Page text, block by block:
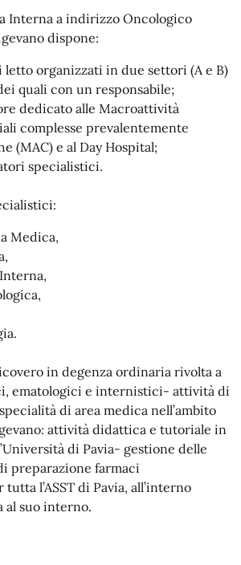
Interna a indirizzo Oncologico
dispone:
letto organizzati in due settori (A e B)
quali con un responsabile;
dedicato alle Macroattività
complesse prevalentemente
(MAC) e al Day Hospital;
specialistici.
Medica,
in degenza ordinaria rivolta a
ematologici e internistici- attività di
di area medica nell’ambito
attività didattica e tutoriale in
di Pavia- gestione delle
preparazione farmaci
l’ASST di Pavia, all’interno
al suo interno.